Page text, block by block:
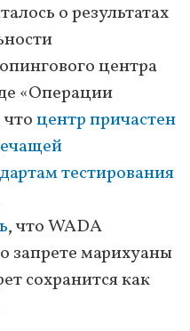
о результатах
центра
«Операции
центр причастен
тестирования
, что WADA
запрете марихуаны
сохранится как